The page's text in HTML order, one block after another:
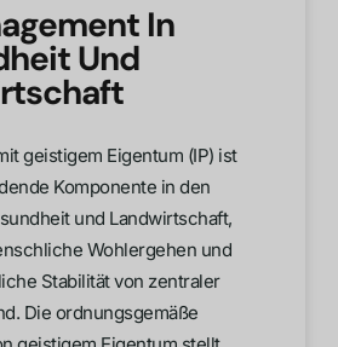
In
Und
geistigem Eigentum (IP) ist
Komponente in den
und Landwirtschaft,
Wohlergehen und
Stabilität von zentraler
Die ordnungsgemäße